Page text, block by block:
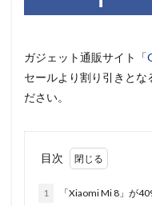
ガジェット通販サイト「
セールより割り引きとな
ださい。
目次
1 「Xiaomi Mi 8」が